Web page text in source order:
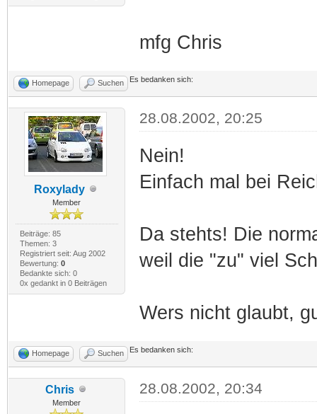
mfg Chris
Homepage Suchen Es bedanken sich:
Roxylady
Member
Beiträge: 85
Themen: 3
Registriert seit: Aug 2002
Bewertung: 0
Bedankte sich: 0
0x gedankt in 0 Beiträgen
28.08.2002, 20:25
Nein!
Einfach mal bei
Da stehts! Die
weil die "zu" viel
Wers nicht glaubt,
Homepage Suchen Es bedanken sich:
Chris
Member
28.08.2002, 20:34